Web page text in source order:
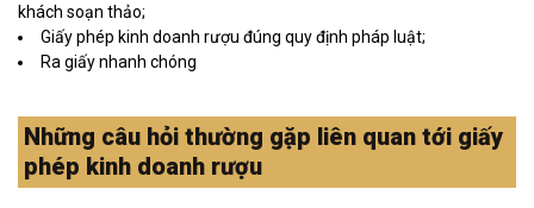
khách soạn thảo;
Giấy phép kinh doanh rượu đúng quy định pháp luật;
Ra giấy nhanh chóng
Những câu hỏi thường gặp liên quan tới giấy
phép kinh doanh rượu